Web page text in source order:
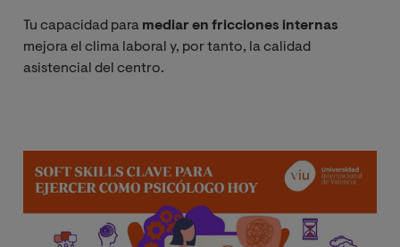
Tu capacidad para mediar en fricciones internas
mejora el clima laboral y, por tanto, la calidad
asistencial del centro.